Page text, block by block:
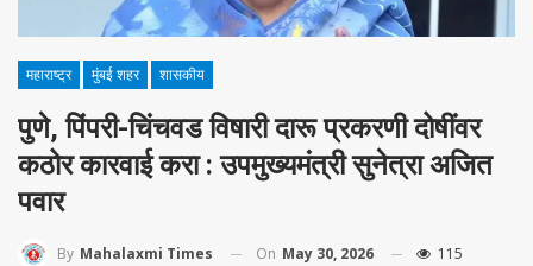
महाराष्ट्र मुंबई शहर शासकीय
पुणे, पिंपरी-चिंचवड विषारी दारू प्रकरणी दोषींवर
कठोर कारवाई करा : उपमुख्यमंत्री सुनेत्रा अजित
पवार
By Mahalaxmi Times On May 30, 2026 115